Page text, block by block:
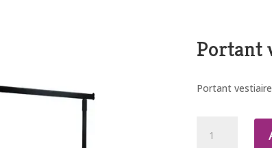
Portant
Portant